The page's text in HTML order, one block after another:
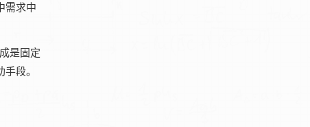
需求中
是固定
段。